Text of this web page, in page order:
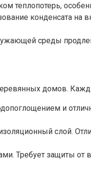
теплопотерь,
конденсата на
среды
домов.
и
слой.
Требует защиты от